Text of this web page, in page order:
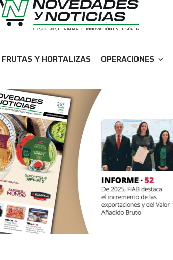
FRUTAS Y HORTALIZAS OPERACIONES expand_more